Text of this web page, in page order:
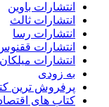
انتشارات باوین
انتشارات ثالث
انتشارات رسا
انتشارات
انتشارات میلکان
به زودی
پرفروش ترین
کتاب های